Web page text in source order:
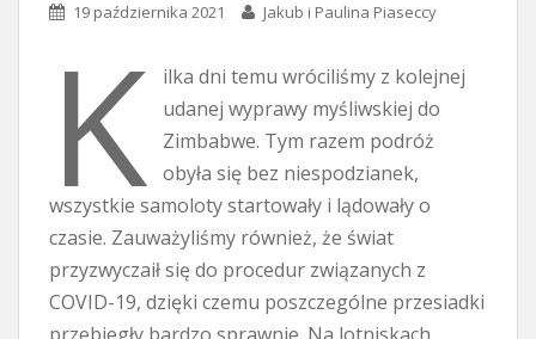
19 października 2021 Jakub i Paulina Piaseccy
K
ilka dni temu wróciliśmy z kolejnej
udanej wyprawy myśliwskiej do
Zimbabwe. Tym razem podróż
obyła się bez niespodzianek,
wszystkie samoloty startowały i lądowały o
czasie. Zauważyliśmy również, że świat
przyzwyczaił się do procedur związanych z
COVID-19, dzięki czemu poszczególne przesiadki